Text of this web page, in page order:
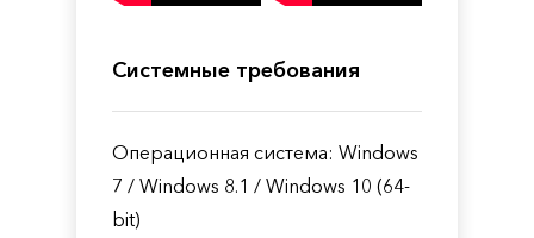
Системные требования
Операционная система: Windows
7 / Windows 8.1 / Windows 10 (64-
bit)